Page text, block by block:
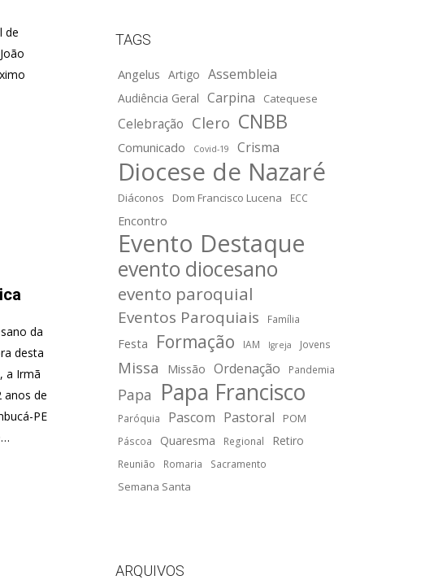
de
da
desta
a Irmã
anos de
PE
TAGS
Angelus Artigo Assembleia
Audiência Geral Carpina Catequese
Celebração Clero CNBB
Comunicado Covid-19 Crisma
Diocese de Nazaré
Diáconos Dom Francisco Lucena ECC
Encontro
Evento Destaque
evento diocesano
evento paroquial
Eventos Paroquiais Família
Festa Formação IAM Igreja Jovens
Missa Missão Ordenação Pandemia
Papa Papa Francisco
Paróquia Pascom Pastoral POM
Páscoa Quaresma Regional Retiro
Reunião Romaria Sacramento
Semana Santa
ARQUIVOS